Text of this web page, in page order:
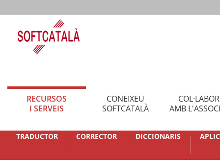
RECURSOS
I SERVEIS
CONEIXEU
SOFTCATALÀ
AMB
TRADUCTOR CORRECTOR DICCIONARIS